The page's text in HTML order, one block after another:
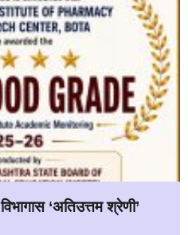
‘अतिउत्तम श्रेणी’